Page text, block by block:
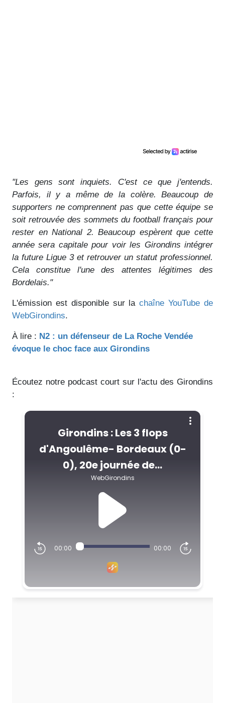
"Les gens sont inquiets. C'est ce que j'entends.
Parfois, il y a même de la colère. Beaucoup de
supporters ne comprennent pas que cette équipe se
soit retrouvée des sommets du football français pour
rester en National 2. Beaucoup espèrent que cette
année sera capitale pour voir les Girondins intégrer
la future Ligue 3 et retrouver un statut professionnel.
Cela constitue l'une des attentes légitimes des
Bordelais."
L'émission est disponible sur lachaîne YouTube de
WebGirondins.
À lire : N2 : un défenseur de La Roche Vendée
évoque le choc face aux Girondins
Écoutez notre podcast court sur l'actu des Girondins
: